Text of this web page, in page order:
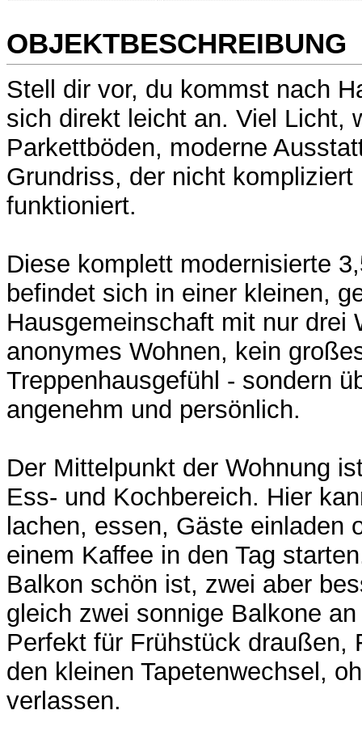
OBJEKTBESCHREIBUNG
Stell dir vor, du kommst nach
sich direkt leicht an. Viel Licht,
Parkettböden, moderne
Grundriss, der nicht
funktioniert.
Diese komplett modernisierte
befindet sich in einer kleinen,
Hausgemeinschaft mit nur drei
anonymes Wohnen, kein
Treppenhausgefühl - sondern
angenehm und persönlich.
Der Mittelpunkt der Wohnung
Ess- und Kochbereich. Hier
lachen, essen, Gäste einladen
einem Kaffee in den Tag
Balkon schön ist, zwei aber
gleich zwei sonnige Balkone
Perfekt für Frühstück draußen,
den kleinen Tapetenwechsel,
verlassen.